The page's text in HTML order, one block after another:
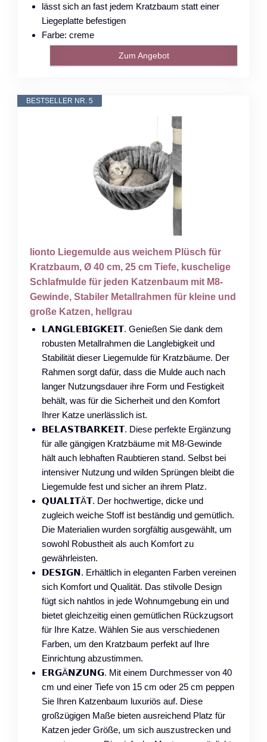
lässt sich an fast jedem Kratzbaum statt einer
Liegeplatte befestigen
Farbe: creme
Zum Angebot
BESTSELLER NR. 5
lionto Liegemulde aus weichem Plüsch für
Kratzbaum, Ø 40 cm, 25 cm Tiefe, kuschelige
Schlafmulde für jeden Katzenbaum mit M8-
Gewinde, Stabiler Metallrahmen für kleine und
große Katzen, hellgrau
𝗟𝗔𝗡𝗚𝗟𝗘𝗕𝗜𝗚𝗞𝗘𝗜𝗧. Genießen Sie dank dem
robusten Metallrahmen die Langlebigkeit und
Stabilität dieser Liegemulde für Kratzbäume. Der
Rahmen sorgt dafür, dass die Mulde auch nach
langer Nutzungsdauer ihre Form und Festigkeit
behält, was für die Sicherheit und den Komfort
Ihrer Katze unerlässlich ist.
𝗕𝗘𝗟𝗔𝗦𝗧𝗕𝗔𝗥𝗞𝗘𝗜𝗧. Diese perfekte Ergänzung
für alle gängigen Kratzbäume mit M8-Gewinde
hält auch lebhaften Raubtieren stand. Selbst bei
intensiver Nutzung und wilden Sprüngen bleibt die
Liegemulde fest und sicher an ihrem Platz.
𝗤𝗨𝗔𝗟𝗜𝗧Ä𝗧. Der hochwertige, dicke und
zugleich weiche Stoff ist beständig und gemütlich.
Die Materialien wurden sorgfältig ausgewählt, um
sowohl Robustheit als auch Komfort zu
gewährleisten.
𝗗𝗘𝗦𝗜𝗚𝗡. Erhältlich in eleganten Farben vereinen
sich Komfort und Qualität. Das stilvolle Design
fügt sich nahtlos in jede Wohnumgebung ein und
bietet gleichzeitig einen gemütlichen Rückzugsort
für Ihre Katze. Wählen Sie aus verschiedenen
Farben, um den Kratzbaum perfekt auf Ihre
Einrichtung abzustimmen.
𝗘𝗥𝗚Ä𝗡𝗭𝗨𝗡𝗚. Mit einem Durchmesser von 40
cm und einer Tiefe von 15 cm oder 25 cm peppen
Sie Ihren Katzenbaum luxuriös auf. Diese
großzügigen Maße bieten ausreichend Platz für
Katzen jeder Größe, um sich auszustrecken und